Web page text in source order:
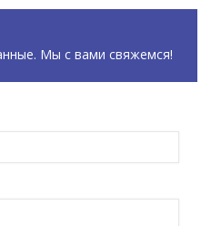
Мы с вами свяжемся!